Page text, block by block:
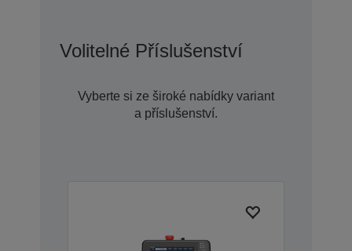
Volitelné Příslušenství
Vyberte si ze široké nabídky variant
a příslušenství.